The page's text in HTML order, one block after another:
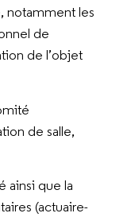
notamment les
de
de l’objet
de salle,
ainsi que la
(actuaire-